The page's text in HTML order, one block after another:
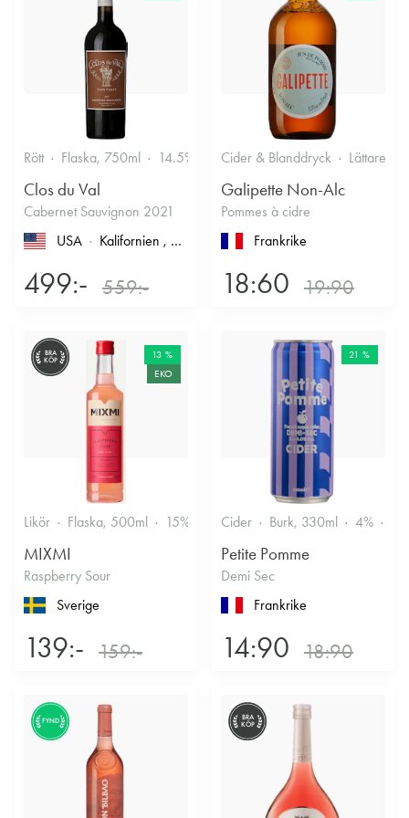
Rött Flaska, 750ml 14.5%
Clos du Val
Cabernet Sauvignon 2021
USA
Kalifornien , North Coast , Napa County
499:- 559:-
Cider & Blanddryck Lättare
Galipette Non-Alc
Pommes à cidre
Frankrike
18:60 19:90
BRA
KÖP
13 %
EKO
Likör Flaska, 500ml 15% Annan likör
MIXMI
Raspberry Sour
Sverige
139:- 159:-
21 %
Cider Burk, 330ml 4%
Petite Pomme
Demi Sec
Frankrike
14:90 18:90
FYND
BRA
KÖP